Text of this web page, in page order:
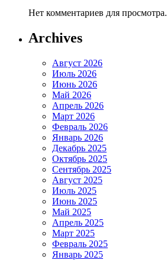
Нет комментариев для просмотра.
Archives
Август 2026
Июль 2026
Июнь 2026
Май 2026
Апрель 2026
Март 2026
Февраль 2026
Январь 2026
Декабрь 2025
Октябрь 2025
Сентябрь 2025
Август 2025
Июль 2025
Июнь 2025
Май 2025
Апрель 2025
Март 2025
Февраль 2025
Январь 2025